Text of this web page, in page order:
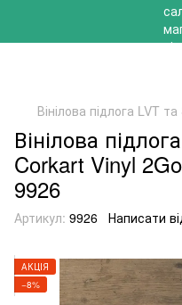
Вінілова підлога LVT
Вінілова
Corkart Vinyl
9926
Артикул: 9926 Написати
АКЦІЯ
−8%